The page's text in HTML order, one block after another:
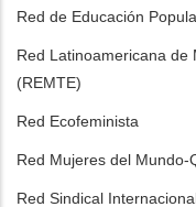
Red de Educación
Red Latinoamericana de
(REMTE)
Red Ecofeminista
Red Mujeres del Mundo-
Red Sindical